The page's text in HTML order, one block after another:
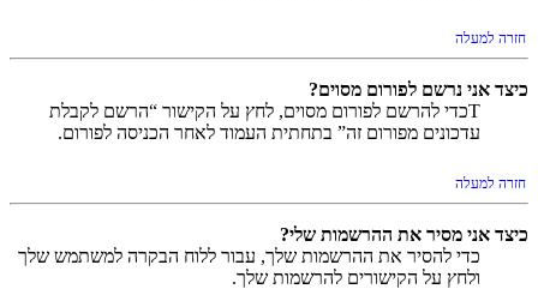
חזרה למעלה
כיצד אני נרשם לפורום מסוים?
Tכדי להרשם לפורום מסוים, לחץ על הקישור “הרשם לקבלת
עדכונים מפורום זה” בתחתית העמוד לאחר הכניסה לפורום.
חזרה למעלה
כיצד אני מסיר את ההרשמות שלי?
כדי להסיר את ההרשמות שלך, עבור ללוח הבקרה למשתמש שלך
ולחץ על הקישורים להרשמות שלך.